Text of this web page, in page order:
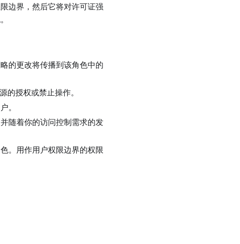
边界，然后它将对许可证强
的更改将传播到该角色中的
的授权或禁止操作。
。
随着你的访问控制需求的发
。用作用户权限边界的权限